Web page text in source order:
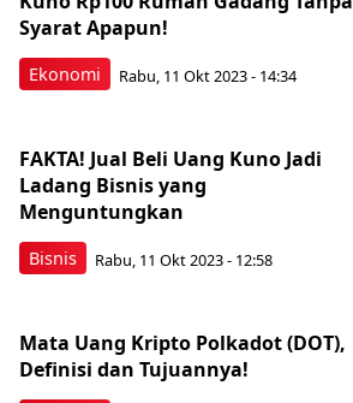
Ekonomi
Syarat Apapun!
Rabu, 11 Okt 2023 - 14:34
Bisnis
FAKTA! Jual Beli Uang Kuno Jadi
Ladang Bisnis yang
Menguntungkan
Rabu, 11 Okt 2023 - 12:58
Mata Uang Kripto Polkadot (DOT),
Definisi dan Tujuannya!